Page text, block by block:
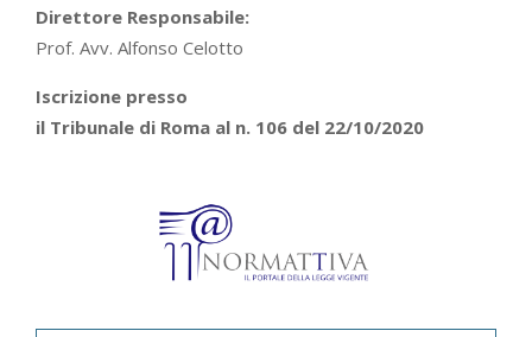
Direttore Responsabile:
Prof. Avv. Alfonso Celotto
Iscrizione presso
il Tribunale di Roma al n. 106 del 22/10/2020